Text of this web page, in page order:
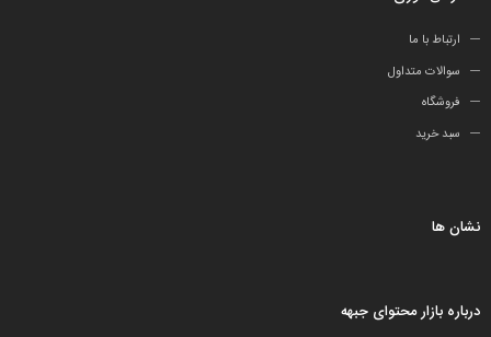
ارتباط با ما
سوالات متداول
فروشگاه
سبد خرید
نشان ها
درباره بازار محتوای جبهه